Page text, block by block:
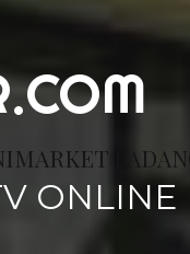
PADANG
RAK |